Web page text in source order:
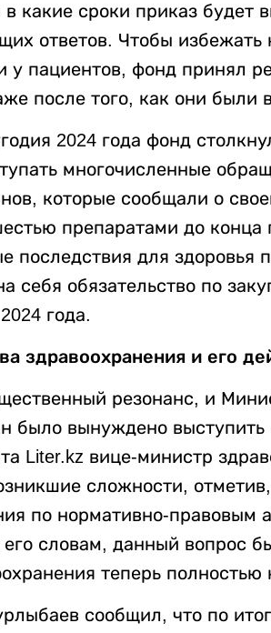
какие сроки приказ будет
ответов. Чтобы избежать
у пациентов, фонд принял
после того, как они
2024 года фонд
многочисленные
которые сообщали о
препаратами до конца
последствия для здоровья
себя обязательство по
года.
здравоохранения и его
резонанс, и
было вынуждено
Liter.kz вице-министр
сложности,
по нормативно-правовым
словам, данный вопрос
теперь полностью
сообщил, что по